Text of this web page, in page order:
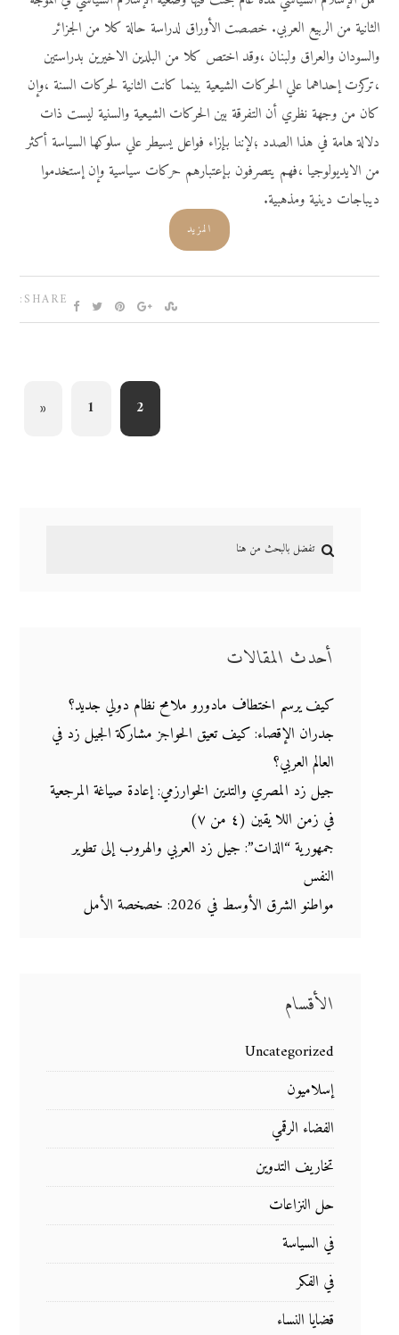
الثانية من الربيع العربي. خصصت الأوراق لدراسة حالة كلا من الجزائر
والسودان والعراق ولبنان ،وقد اختص كلا من البلدين الاخيرين بدراستين
،تركزت إحداهما علي الحركات الشيعية بينما كانت الثانية لحركات السنة ،وإن
كان من وجهة نظري أن التفرقة بين الحركات الشيعية والسنية ليست ذات
دلالة هامة في هذا الصدد ؛لإننا بإزاء فواعل يسيطر علي سلوكها السياسة أكثر
من الايديولوجيا ،فهم يتصرفون بإعتبارهم حركات سياسية وإن إستخدموا
ديباجات دينية ومذهبية.
المزيد
SHARE:
« 1 2
أحدث المقالات
كيف يرسم اختطاف مادورو ملامح نظام دولي جديد؟
جدران الإقصاء: كيف تعيق الحواجز مشاركة الجيل زد في
العالم العربي؟
جيل زد المصري والتدين الخوارزمي: إعادة صياغة المرجعية
في زمن اللا يقين (٤ من ٧)
جمهورية “الذات”: جيل زد العربي والهروب إلى تطوير
النفس
مواطنو الشرق الأوسط في 2026: خصخصة الأمل
الأقسام
Uncategorized
إسلاميون
الفضاء الرقمي
تخاريف التدوين
حل النزاعات
في السياسة
في الفكر
قضايا النساء